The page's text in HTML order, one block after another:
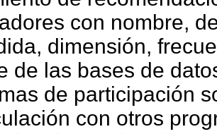
con nombre,
dimensión,
de las bases de
de participación
con otros